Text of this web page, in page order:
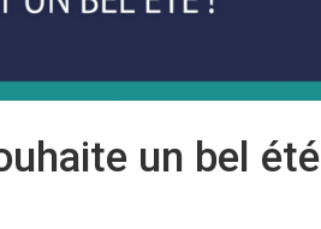
un bel été